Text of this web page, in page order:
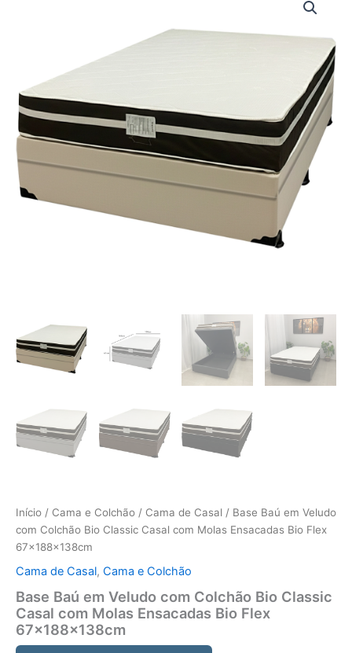
Início / Cama e Colchão / Cama de Casal / Base Baú em Veludo
com Colchão Bio Classic Casal com Molas Ensacadas Bio Flex
67x188x138cm
Cama de Casal, Cama e Colchão
Base Baú em Veludo com Colchão Bio Classic
Casal com Molas Ensacadas Bio Flex
67x188x138cm